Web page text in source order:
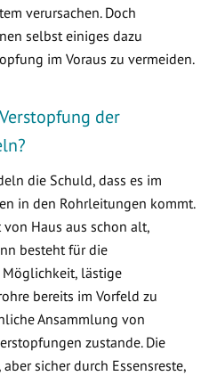
verursachen. Doch
selbst einiges dazu
im Voraus zu vermeiden.
der
die Schuld, dass es im
in den Rohrleitungen kommt.
Haus aus schon alt,
besteht für die
lästige
bereits im Vorfeld zu
Ansammlung von
zustande. Die
sicher durch Essensreste,